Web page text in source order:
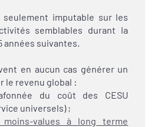
imputable sur les
semblables durant la
années suivantes.
en aucun cas générer un
le revenu global :
du coût des CESU
universels) ;
moins-values à long terme